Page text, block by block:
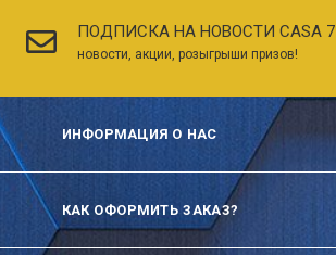
ПОДПИСКА НА НОВОСТИ CASA 7
новости, акции, розыгрыши призов!
ИНФОРМАЦИЯ О НАС
КАК ОФОРМИТЬ ЗАКАЗ?